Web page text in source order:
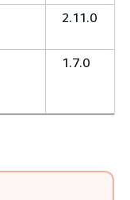
2.11.0
1.7.0